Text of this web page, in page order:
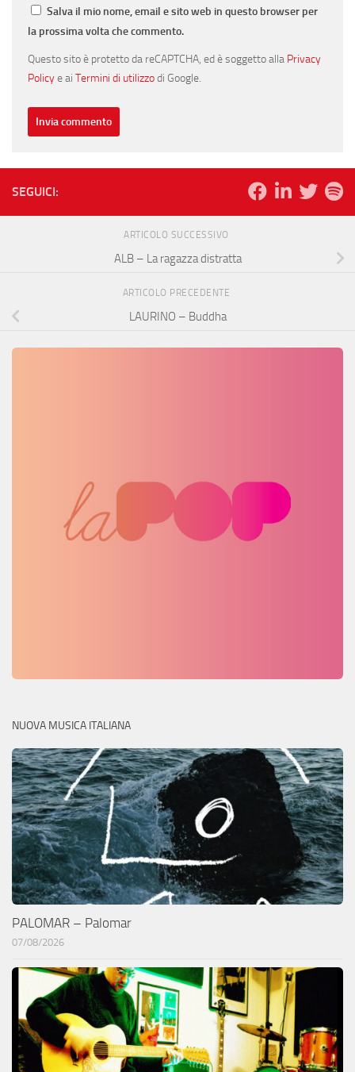
Salva il mio nome, email e sito web in questo browser per
la prossima volta che commento.
Questo sito è protetto da reCAPTCHA, ed è soggetto alla Privacy
Policye ai Termini di utilizzodi Google.
SEGUICI:
ARTICOLO SUCCESSIVO
ALB – La ragazza distratta
ARTICOLO PRECEDENTE
LAURINO – Buddha
NUOVA MUSICA ITALIANA
PALOMAR – Palomar
07/08/2026